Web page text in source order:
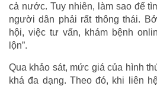
cả nước. Tuy nhiên, làm sao để
người dân phải rất thông thái.
hội, việc tư vấn, khám bệnh
lộn”.
Qua khảo sát, mức giá của hình
khá đa dạng. Theo đó, khi liên